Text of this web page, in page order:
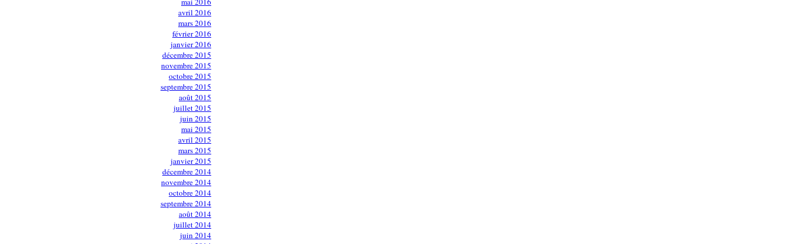
avril 2016
mars 2016
février 2016
janvier 2016
décembre 2015
novembre 2015
octobre 2015
septembre 2015
août 2015
juillet 2015
juin 2015
mai 2015
avril 2015
mars 2015
janvier 2015
décembre 2014
novembre 2014
octobre 2014
septembre 2014
août 2014
juillet 2014
juin 2014